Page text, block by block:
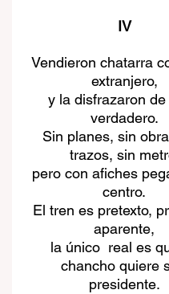
IV
Vendieron chatarra
extranjero,
y la disfrazaron de
verdadero.
Sin planes, sin
trazos, sin
pero con afiches
centro.
El tren es pretexto,
aparente,
la único  real es
chancho quiere
presidente.